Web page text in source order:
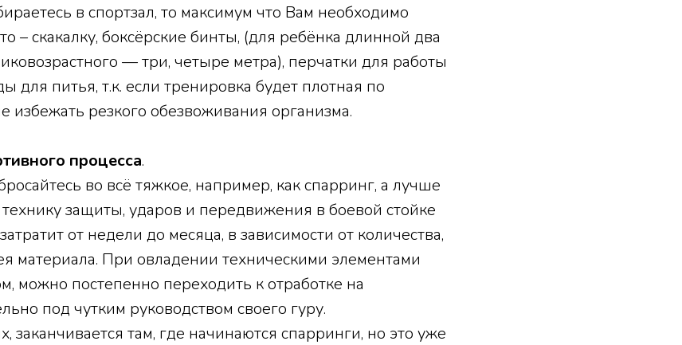
в спортзал, то максимум что Вам необходимо
– скакалку, боксёрские бинты, (для ребёнка длинной два
— три, четыре метра), перчатки для работы
для питья, т.к. если тренировка будет плотная по
избежать резкого обезвоживания организма.
процесса.
во всё тяжкое, например, как спарринг, а лучше
защиты, ударов и передвижения в боевой стойке
от недели до месяца, в зависимости от количества,
материала. При овладении техническими элементами
можно постепенно переходить к отработке на
под чутким руководством своего гуру.
заканчивается там, где начинаются спарринги, но это уже